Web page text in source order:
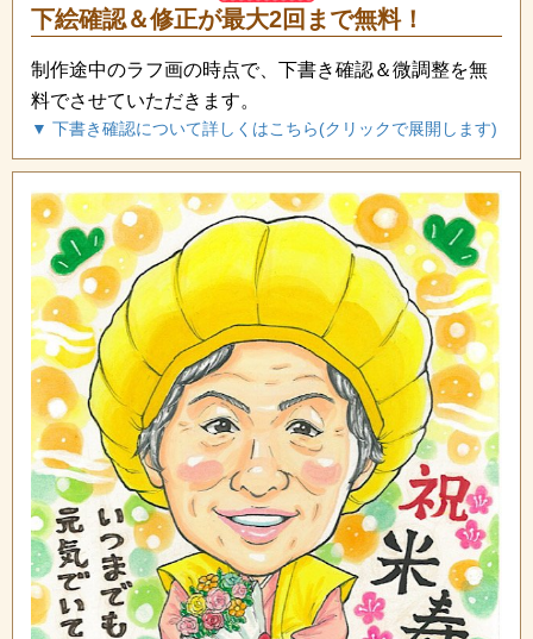
下絵確認＆修正が最大2回まで無料！
制作途中のラフ画の時点で、下書き確認＆微調整を無
料でさせていただきます。
▼ 下書き確認について詳しくはこちら(クリックで展開します)